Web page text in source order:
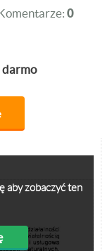
0
darmo
aby zobaczyć ten